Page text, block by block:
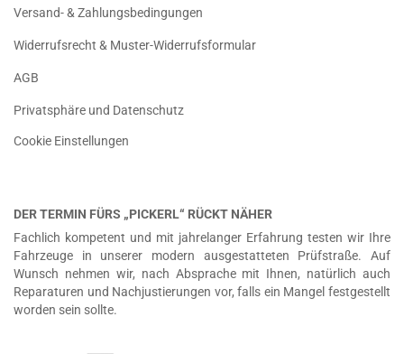
Versand- & Zahlungsbedingungen
Widerrufsrecht & Muster-Widerrufsformular
AGB
Privatsphäre und Datenschutz
Cookie Einstellungen
DER TERMIN FÜRS „PICKERL“ RÜCKT NÄHER
Fachlich kompetent und mit jahrelanger Erfahrung testen wir Ihre
Fahrzeuge in unserer modern ausgestatteten Prüfstraße. Auf
Wunsch nehmen wir, nach Absprache mit Ihnen, natürlich auch
Reparaturen und Nachjustierungen vor, falls ein Mangel festgestellt
worden sein sollte.